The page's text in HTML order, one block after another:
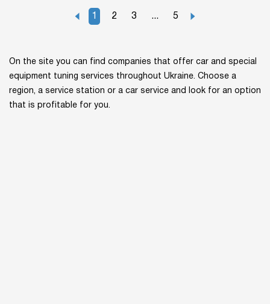
1 2 3 ... 5
On the site you can find companies that offer car and special
equipment tuning services throughout Ukraine. Choose a
region, a service station or a car service and look for an option
that is profitable for you.